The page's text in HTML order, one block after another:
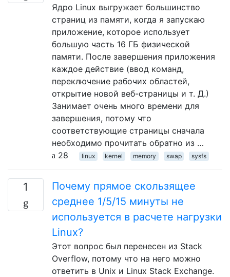
Ядро Linux выгружает большинство
страниц из памяти, когда я запускаю
приложение, которое использует
большую часть 16 ГБ физической
памяти. После завершения приложения
каждое действие (ввод команд,
переключение рабочих областей,
открытие новой веб-страницы и т. Д.)
Занимает очень много времени для
завершения, потому что
соответствующие страницы сначала
необходимо прочитать обратно из …
28
linux kernel memory swap sysfs
1
Почему прямое скользящее
среднее 1/5/15 минуты не
используется в расчете нагрузки
Linux?
Этот вопрос был перенесен из Stack
Overflow, потому что на него можно
ответить в Unix и Linux Stack Exchange.